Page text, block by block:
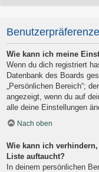
Wie kann ich meine
Wenn du dich registriert
Datenbank des Boards
„Persönlichen Bereich“;
angezeigt, wenn du auf
alle deine Einstellungen
Nach oben
Wie kann ich
Liste auftaucht?
In deinem persönlichen